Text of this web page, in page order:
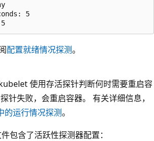
5
配置就绪情况探测。
使用存活探针判断何时需要重启容
针失败，会重启容器。 有关详细信息，
的运行情况探测。
包含了活跃性探测器配置：